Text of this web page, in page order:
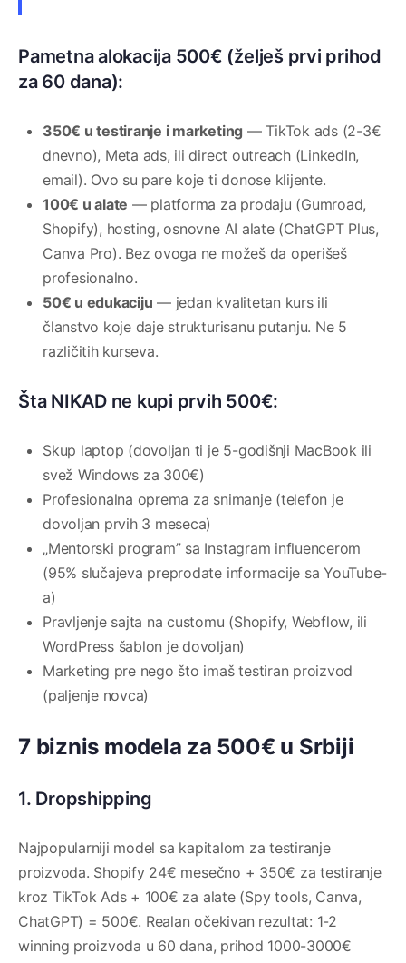
Pametna alokacija 500€ (želješ prvi prihod
za 60 dana):
350€ u testiranje i marketing — TikTok ads (2-3€
dnevno), Meta ads, ili direct outreach (LinkedIn,
email). Ovo su pare koje ti donose klijente.
100€ u alate — platforma za prodaju (Gumroad,
Shopify), hosting, osnovne AI alate (ChatGPT Plus,
Canva Pro). Bez ovoga ne možeš da operišeš
profesionalno.
50€ u edukaciju — jedan kvalitetan kurs ili
članstvo koje daje strukturisanu putanju. Ne 5
različitih kurseva.
Šta NIKAD ne kupi prvih 500€:
Skup laptop (dovoljan ti je 5-godišnji MacBook ili
svež Windows za 300€)
Profesionalna oprema za snimanje (telefon je
dovoljan prvih 3 meseca)
„Mentorski program” sa Instagram influencerom
(95% slučajeva preprodate informacije sa YouTube-
a)
Pravljenje sajta na customu (Shopify, Webflow, ili
WordPress šablon je dovoljan)
Marketing pre nego što imaš testiran proizvod
(paljenje novca)
7 biznis modela za 500€ u Srbiji
1. Dropshipping
Najpopularniji model sa kapitalom za testiranje
proizvoda. Shopify 24€ mesečno + 350€ za testiranje
kroz TikTok Ads + 100€ za alate (Spy tools, Canva,
ChatGPT) = 500€. Realan očekivan rezultat: 1-2
winning proizvoda u 60 dana, prihod 1000-3000€